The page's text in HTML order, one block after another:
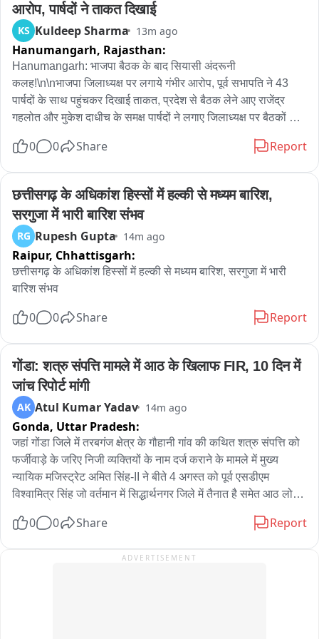
सुरक्षा से कोई समझौता नहीं किया जाएगा और यह अभियान पिछले एक वर्ष से
लगातार चलाया जा रहा है। समय-समय पर स्कूल संचालकों को आवश्यक
निर्देश देने के साथ अचानक निरीक्षण भी किए जाते हैं।
डीटीओ ताराचंद बंजारा ने बताया कि जिला प्रशासन, पुलिस और जिला
विधिक सेवा प्राधिकरण के निर्देशन में समय-समय पर विशेष अभियान चलाए
जाते हैं। इस दौरान बसों के दस्तावेजों के साथ बच्चों के लिए उपलब्ध सुरक्षा
सुविधाओं की भी जांच की गई। उन्होंने बताया कि अब तक ओवरस्पीडिंग या
चालक से जुड़ी कोई गंभीर अनियमितता सामने नहीं आई है, लेकिन कई बसों
भी इस तरह की सर्प्राइज चेकिंग लगातार जारी रहेगी, ताकि स्कूली बच्चों का
सफर पूरी तरह सुरक्षित बनाया जा सके。
आरोप, पार्षदों ने ताकत दिखाई
KS Kuldeep Sharma 13m ago
Hanumangarh, Rajasthan:
Hanumangarh: भाजपा बैठक के बाद सियासी अंदरूनी
कलह!\n\nभाजपा जिलाध्यक्ष पर लगाये गंभीर आरोप, पूर्व सभापति ने 43
पार्षदों के साथ पहुंचकर दिखाई ताकत, प्रदेश से बैठक लेने आए राजेंद्र
गहलोत और मुकेश दाधीच के समक्ष पार्षदों ने लगाए जिलाध्यक्ष पर बैठकों से
भाजपा की चिंता
0 0 Share Report
छत्तीसगढ़ के अधिकांश हिस्सों में हल्की से मध्यम बारिश,
सरगुजा में भारी बारिश संभव
RG Rupesh Gupta 14m ago
Raipur, Chhattisgarh:
छत्तीसगढ़ के अधिकांश हिस्सों में हल्की से मध्यम बारिश, सरगुजा में भारी
बारिश संभव
0 0 Share Report
गोंडा: शत्रु संपत्ति मामले में आठ के खिलाफ FIR, 10 दिन में
जांच रिपोर्ट मांगी
AK Atul Kumar Yadav 14m ago
Gonda, Uttar Pradesh:
जहां गोंडा जिले में तरबगंज क्षेत्र के गौहानी गांव की कथित शत्रु संपत्ति को
फर्जीवाड़े के जरिए निजी व्यक्तियों के नाम दर्ज कराने के मामले में मुख्य
न्यायिक मजिस्ट्रेट अमित सिंह-II ने बीते 4 अगस्त को पूर्व एसडीएम
विश्वामित्र सिंह जो वर्तमान में सिद्धार्थनगर जिले में तैनात है समेत आठ लोगों
कॉपी आज शुक्रवार देर शाम 6 बजे सामने आई है। न्यायालय ने थाना
करने के निर्देश दिए हैं। गौहानी गांव निवासी अजय कुमार पांडेय और राजू
0 0 Share Report
ADVERTISEMENT